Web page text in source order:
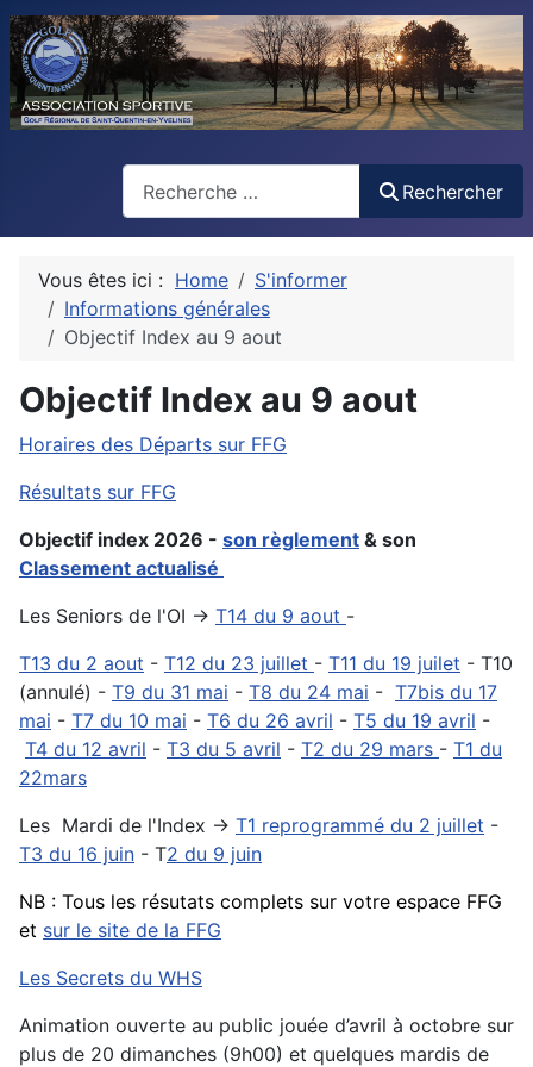
Rechercher
Vous êtes ici : Home
S'informer
Informations générales
Objectif Index au 9 aout
Objectif Index au 9 aout
Horaires des Départs sur FFG
Résultats sur FFG
Objectif index 2026 - son règlement & son
Classement actualisé
Les Seniors de l'OI -> T14 du 9 aout -
T13 du 2 aout - T12 du 23 juillet - T11 du 19 juilet - T10
(annulé) - T9 du 31 mai - T8 du 24 mai - T7bis du 17
mai - T7 du 10 mai - T6 du 26 avril - T5 du 19 avril -
T4 du 12 avril - T3 du 5 avril - T2 du 29 mars - T1 du
22mars
Les Mardi de l'Index -> T1 reprogrammé du 2 juillet -
T3 du 16 juin - T2 du 9 juin
NB : Tous les résutats complets sur votre espace FFG
et sur le site de la FFG
Les Secrets du WHS
Animation ouverte au public jouée d’avril à octobre sur
plus de 20 dimanches (9h00) et quelques mardis de